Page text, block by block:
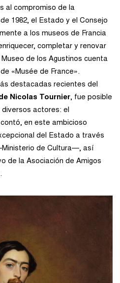
al compromiso de la
1982, el Estado y el Consejo
a los museos de Francia
completar y renovar
de los Agustinos cuenta
«Musée de France».
destacadas recientes del
Nicolas Tournier, fue posible
diversos actores: el
en este ambicioso
del Estado a través
de Cultura—, así
de la Asociación de Amigos